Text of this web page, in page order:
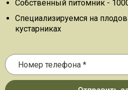
Собственный питомник -
Специализируемся на
кустарниках